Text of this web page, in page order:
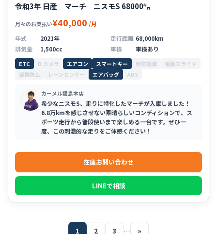
令和3年 日産 マーチ ニスモS 68000㌔
月々のお支払い¥40,000 /月
年式
2021年 走行距離 68,000km
排気量
1,500cc 車検 車検あり
ETC B.カメラ エアコン スマートキー 衝突軽減
電動スライド
盗難防止
レーンセンサー エアバッグ ABS
カーメル福島本店
希少なニスモS、走りに特化したマーチが入庫しました！
6.8万kmを感じさせない素晴らしいコンディションで、ス
ポーツ走行から普段使いまで楽しめる一台です。ぜひ一
度、この刺激的な走りをご体感ください！
在庫お問い合わせ
LINEで相談
1 2 3 … »